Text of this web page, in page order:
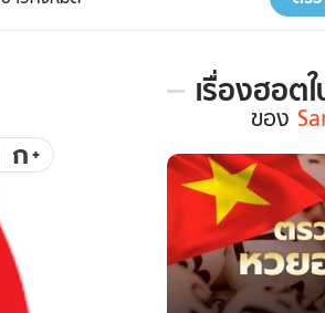
คลิป
พอดแคสต์
ฮาวทู
ก+
เรื่องฮอต
เรื่อง
ใน
รอบ
สัปดาห์
Sanook
ข่าว
ของ